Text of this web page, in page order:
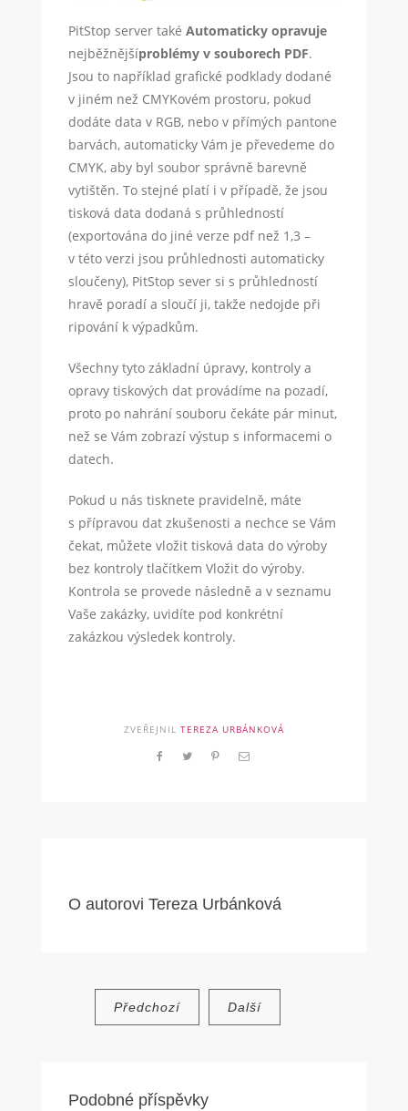
PitStop server také Automaticky opravuje
nejběžnějšíproblémy v souborech PDF.
Jsou to například grafické podklady dodané
v jiném než CMYKovém prostoru, pokud
dodáte data v RGB, nebo v přímých pantone
barvách, automaticky Vám je převedeme do
CMYK, aby byl soubor správně barevně
vytištěn. To stejné platí i v případě, že jsou
tisková data dodaná s průhledností
(exportována do jiné verze pdf než 1,3 –
v této verzi jsou průhlednosti automaticky
sloučeny), PitStop sever si s průhledností
hravě poradí a sloučí ji, takže nedojde při
ripování k výpadkům.
Všechny tyto základní úpravy, kontroly a
opravy tiskových dat provádíme na pozadí,
proto po nahrání souboru čekáte pár minut,
než se Vám zobrazí výstup s informacemi o
datech.
Pokud u nás tisknete pravidelně, máte
s přípravou dat zkušenosti a nechce se Vám
čekat, můžete vložit tisková data do výroby
bez kontroly tlačítkem Vložit do výroby.
Kontrola se provede následně a v seznamu
Vaše zakázky, uvidíte pod konkrétní
zakázkou výsledek kontroly.
ZVEŘEJNIL TEREZA URBÁNKOVÁ
O autorovi Tereza Urbánková
NavigacePředchozí Další
Podobné příspěvky